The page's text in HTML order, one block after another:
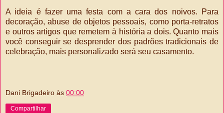
A ideia é fazer uma festa com a cara dos noivos. Para
decoração, abuse de objetos pessoais, como porta-retratos
e outros artigos que remetem à história a dois. Quanto mais
você conseguir se desprender dos padrões tradicionais de
celebração, mais personalizado será seu casamento.
Dani Brigadeiro às 00:00
Compartilhar